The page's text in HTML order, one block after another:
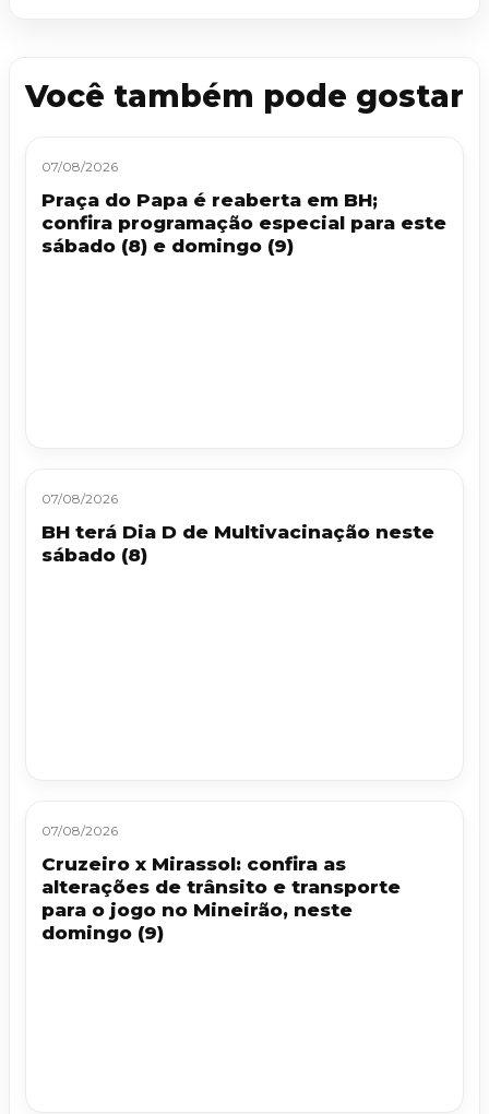
Você também pode gostar
07/08/2026
Praça do Papa é reaberta em BH;
confira programação especial para este
sábado (8) e domingo (9)
07/08/2026
BH terá Dia D de Multivacinação neste
sábado (8)
07/08/2026
Cruzeiro x Mirassol: confira as
alterações de trânsito e transporte
para o jogo no Mineirão, neste
domingo (9)